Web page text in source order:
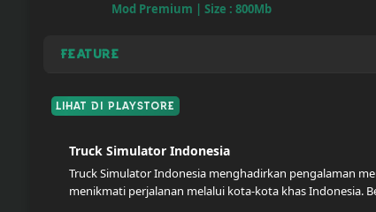
Mod Premium | Size : 800Mb
Feature
Lihat di Playstore
Truck Simulator Indonesia
Truck Simulator Indonesia menghadirkan pengalaman
menikmati perjalanan melalui kota-kota khas Indonesia.